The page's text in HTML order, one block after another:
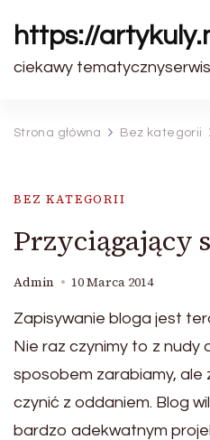
https://
ciekawy
Strona główna Bez kategorii
BEZ KATEGORII
Przyciągający
Admin 10 Marca 2014
Zapisywanie bloga jest
Nie raz czynimy to z nudy
sposobem zarabiamy, ale
czynić z oddaniem. Blog
bardzo adekwatnym